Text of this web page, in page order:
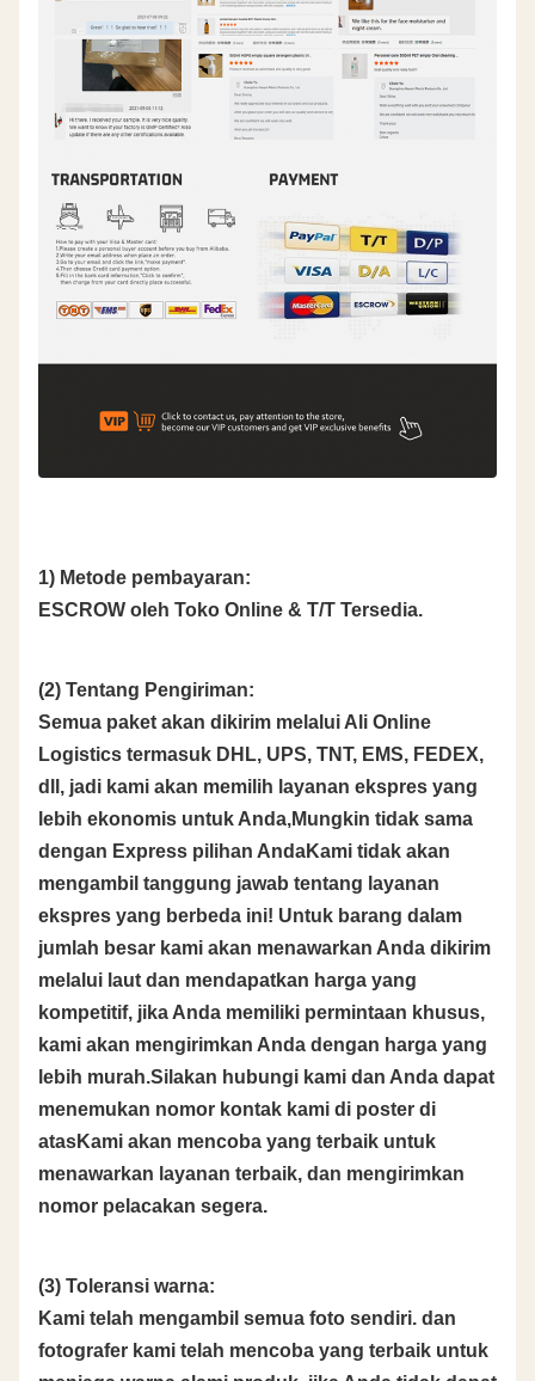
1) Metode pembayaran:
ESCROW oleh Toko Online & T/T Tersedia.
(2) Tentang Pengiriman:
Semua paket akan dikirim melalui Ali Online
Logistics termasuk DHL, UPS, TNT, EMS, FEDEX,
dll, jadi kami akan memilih layanan ekspres yang
lebih ekonomis untuk Anda,Mungkin tidak sama
dengan Express pilihan AndaKami tidak akan
mengambil tanggung jawab tentang layanan
ekspres yang berbeda ini! Untuk barang dalam
jumlah besar kami akan menawarkan Anda dikirim
melalui laut dan mendapatkan harga yang
kompetitif, jika Anda memiliki permintaan khusus,
kami akan mengirimkan Anda dengan harga yang
lebih murah.Silakan hubungi kami dan Anda dapat
menemukan nomor kontak kami di poster di
atasKami akan mencoba yang terbaik untuk
menawarkan layanan terbaik, dan mengirimkan
nomor pelacakan segera.
(3) Toleransi warna:
Kami telah mengambil semua foto sendiri. dan
fotografer kami telah mencoba yang terbaik untuk